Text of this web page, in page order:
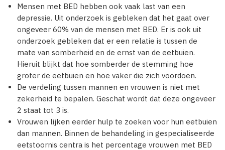
Mensen met BED hebben ook vaak last van een
depressie. Uit onderzoek is gebleken dat het gaat over
ongeveer 60% van de mensen met BED. Er is ook uit
onderzoek gebleken dat er een relatie is tussen de
mate van somberheid en de ernst van de eetbuien.
Hieruit blijkt dat hoe somberder de stemming hoe
groter de eetbuien en hoe vaker die zich voordoen.
De verdeling tussen mannen en vrouwen is niet met
zekerheid te bepalen. Geschat wordt dat deze ongeveer
2 staat tot 3 is.
Vrouwen lijken eerder hulp te zoeken voor hun eetbuien
dan mannen. Binnen de behandeling in gespecialiseerde
eetstoornis centra is het percentage vrouwen met BED